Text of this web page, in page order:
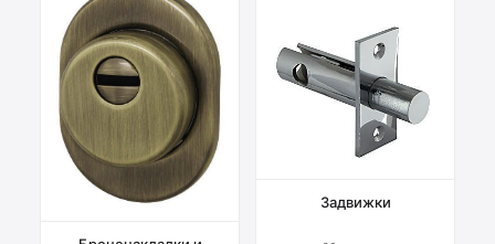
Задвижки